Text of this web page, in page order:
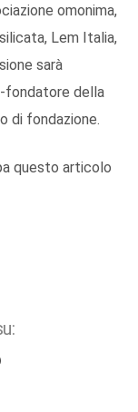
omonima,
Lem Italia,
sarà
fondatore della
di fondazione.
questo articolo